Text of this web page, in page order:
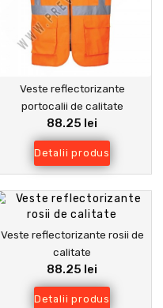
Veste reflectorizante
portocalii de calitate
88.25 lei
Detalii produs
Veste reflectorizante rosii de
calitate
88.25 lei
Detalii produs